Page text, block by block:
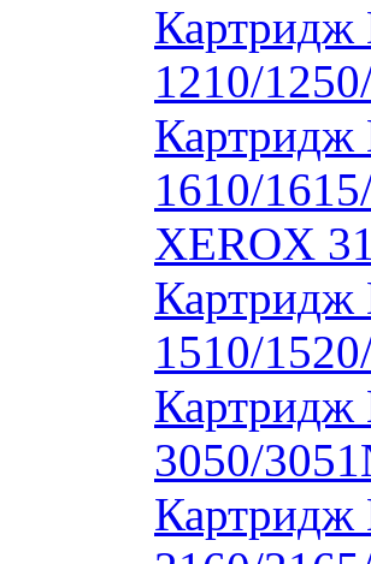
Картридж
1210/
Картридж
1610/
XEROX
Картридж
1510/
Картридж
3050/
Картридж